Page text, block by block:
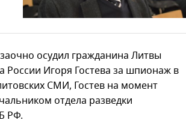
осудил гражданина Литвы
Игоря Гостева за шпионаж в
СМИ, Гостев на момент
отдела разведки
РФ.